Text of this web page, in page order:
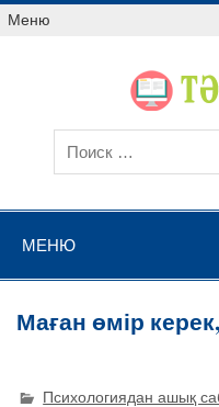
Меню
МЕНЮ
Маған өмір
Психологиядан ашық